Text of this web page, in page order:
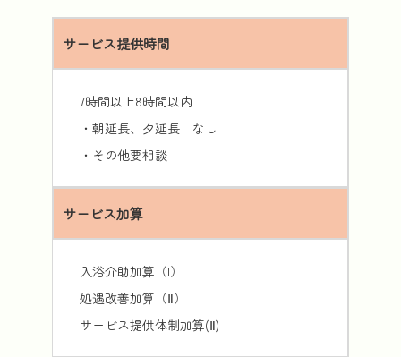
サービス提供時間
7時間以上8時間以内
・朝延長、夕延長 なし
・その他要相談
サービス加算
入浴介助加算（I）
処遇改善加算（Ⅱ）
サービス提供体制加算(Ⅱ)